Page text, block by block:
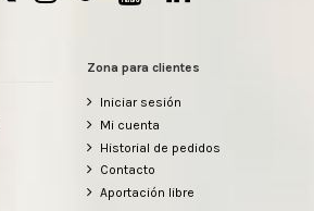
Zona para clientes
Iniciar sesión
Mi cuenta
Historial de pedidos
Contacto
Aportación libre